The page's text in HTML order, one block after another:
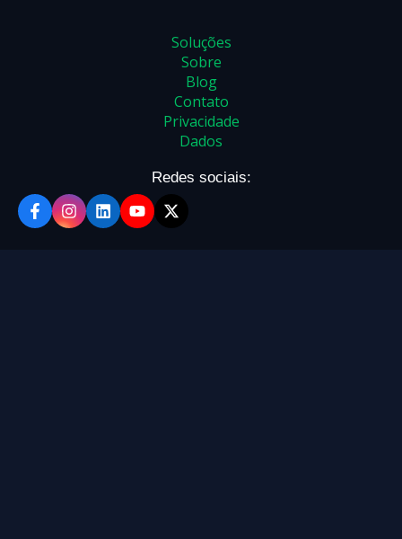
Soluções
Sobre
Blog
Contato
Privacidade
Dados
Redes sociais: